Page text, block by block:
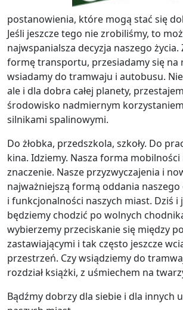
postanowienia, które mogą stać się
Jeśli jeszcze tego nie zrobiliśmy, to
najwspanialsza decyzja naszego życia.
formę transportu, przesiadamy się na
wsiadamy do tramwaju i autobusu.
ale i dla dobra całej planety,
środowisko nadmiernym
silnikami spalinowymi.
Do żłobka, przedszkola, szkoły. Do
kina. Idziemy. Nasza forma
znaczenie. Nasze przyzwyczajenia i
najważniejszą formą oddania naszego
i funkcjonalności naszych miast. Dziś i
będziemy chodzić po wolnych
wybierzemy przeciskanie się między
zastawiającymi i tak często jeszcze
przestrzeń. Czy wsiądziemy do
rozdział książki, z uśmiechem na
Bądźmy dobrzy dla siebie i dla innych